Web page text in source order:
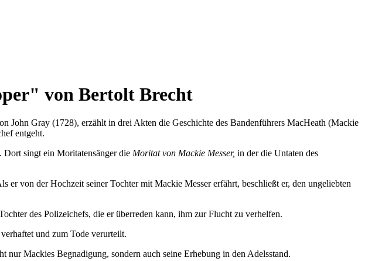
von Bertolt Brecht
John Gray (1728), erzählt in drei Akten die Geschichte des Bandenführers MacHeath (Mackie
entgeht.
Dort singt ein Moritatensänger die Moritat von Mackie Messer, in der die Untaten des
von der Hochzeit seiner Tochter mit Mackie Messer erfährt, beschließt er, den ungeliebten
des Polizeichefs, die er überreden kann, ihm zur Flucht zu verhelfen.
und zum Tode verurteilt.
Mackies Begnadigung, sondern auch seine Erhebung in den Adelsstand.